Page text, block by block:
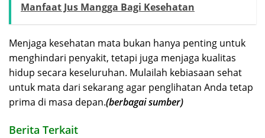
Manfaat Jus Mangga Bagi Kesehatan
Menjaga kesehatan mata bukan hanya penting untuk
menghindari penyakit, tetapi juga menjaga kualitas
hidup secara keseluruhan. Mulailah kebiasaan sehat
untuk mata dari sekarang agar penglihatan Anda tetap
prima di masa depan.(berbagai sumber)
Berita Terkait